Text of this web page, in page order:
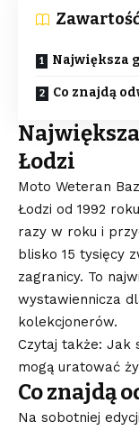
Największa
Co znajdą
Łodzi
Moto Weteran
Łodzi od 1992
razy w roku i
blisko 15 tysięcy
zagranicy. To
wystawiennicza
kolekcjonerów.
Czytaj także: Jak
mogą uratować
Co znajdą
Na sobotniej